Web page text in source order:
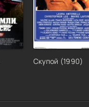
Скупой (1990)